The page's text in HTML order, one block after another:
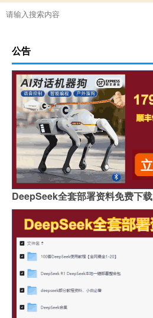
公告
DeepSeek全套部署资料免费下载